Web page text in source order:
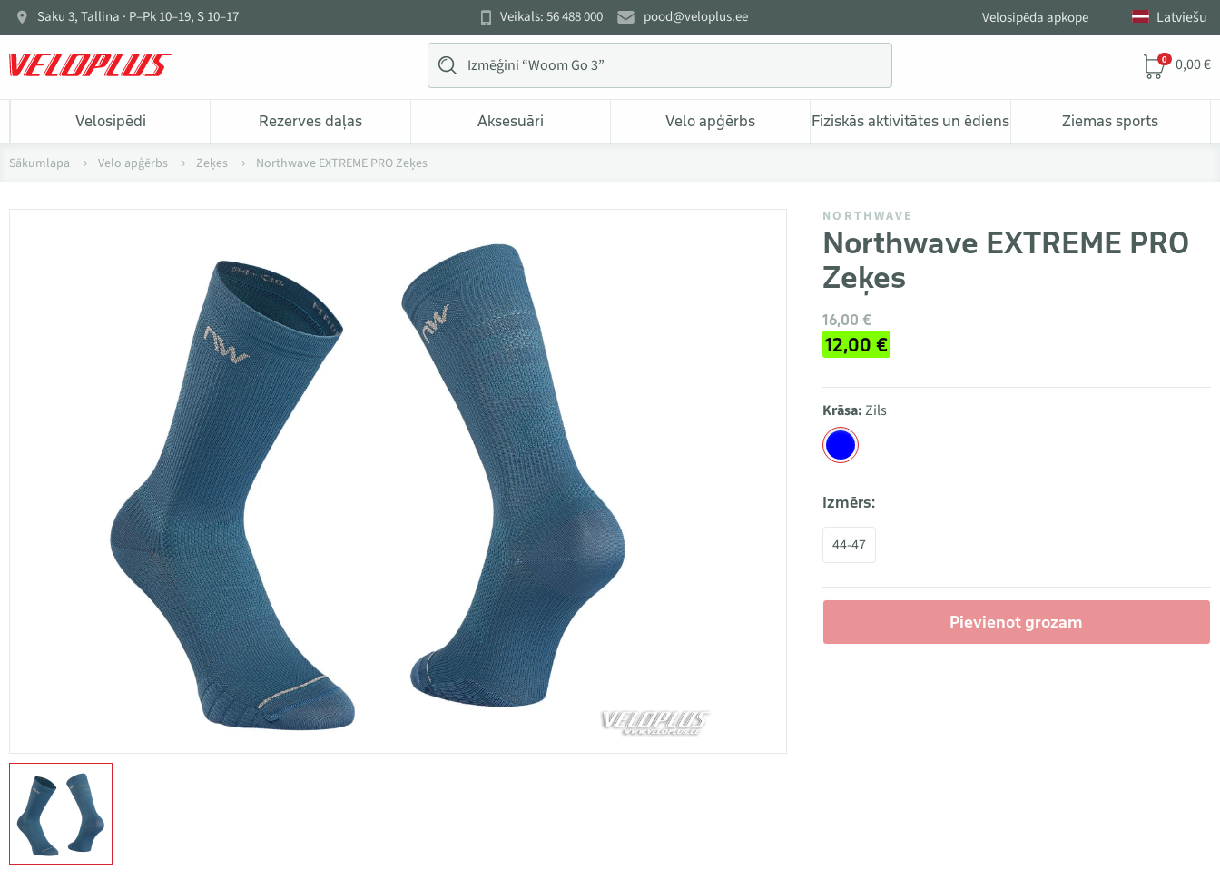
Saku 3, Tallina · P–Pk 10–19, S 10–17 Veikals: 56 488 000 pood@veloplus.ee Velosipēda apkope Latviešu
0 0,00 €
Velosipēdi Rezerves daļas Aksesuāri Velo apģērbs Fiziskās aktivitātes un ēdiens Ziemas sports
Sākumlapa Velo apģērbs Zeķes Northwave EXTREME PRO Zeķes
NORTHWAVE
Northwave EXTREME PRO
Zeķes
16,00 €
12,00 €
Krāsa:Zils
Izmērs:
44-47
Pievienot grozam